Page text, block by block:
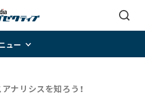
ュー
ナリシスを知ろう！